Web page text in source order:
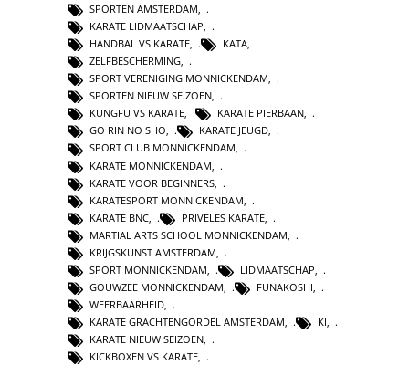
SPORTEN AMSTERDAM
KARATE LIDMAATSCHAP,
HANDBAL VS KARATE, KATA,
ZELFBESCHERMING,
SPORT VERENIGING MONNICKENDAM,
SPORTEN NIEUW SEIZOEN,
KUNGFU VS KARATE, KARATE PIERBAAN,
GO RIN NO SHO, KARATE JEUGD,
SPORT CLUB MONNICKENDAM,
KARATE MONNICKENDAM
KARATE VOOR BEGINNERS
KARATESPORT MONNICKENDAM
KARATE BNC
PRIVELES KARATE
MARTIAL ARTS SCHOOL MONNICKENDAM
KRIJGSKUNST AMSTERDAM
SPORT MONNICKENDAM
LIDMAATSCHAP
GOUWZEE MONNICKENDAM
FUNAKOSHI
WEERBAARHEID,
KARATE GRACHTENGORDEL AMSTERDAM, KI,
KARATE NIEUW SEIZOEN,
KICKBOXEN VS KARATE,